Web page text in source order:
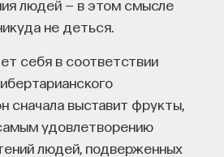
людей — в этом смысле
не деться.
себя в соответствии
сначала выставит фрукты,
удовлетворению
людей, подверженных